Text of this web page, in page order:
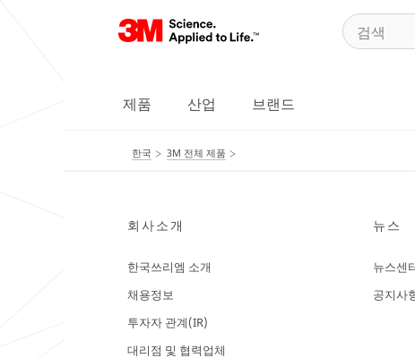
제품 산업 브랜드
한국 3M 전체 제품
회사소개
한국쓰리엠 소개
채용정보
투자자 관계(IR)
대리점 및 협력업체
뉴스
뉴스센
공지사